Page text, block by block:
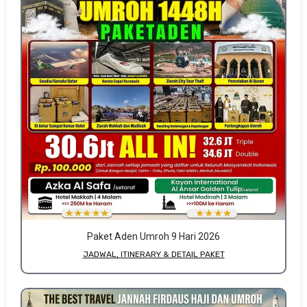
Paket Aden Umroh 9 Hari 2026
JADWAL, ITINERARY & DETAIL PAKET